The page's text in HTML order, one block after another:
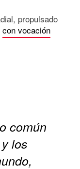
propulsado
con vocación
común
los